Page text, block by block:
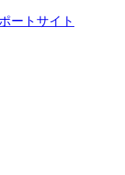
ートサイト